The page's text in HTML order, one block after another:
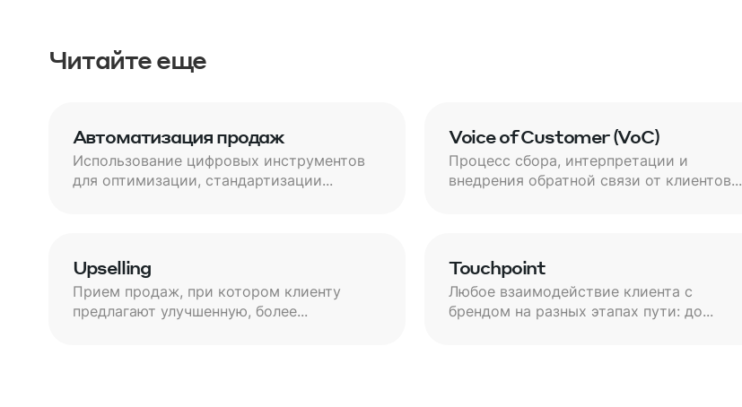
Читайте еще
Автоматизация продаж
Использование цифровых инструментов
для оптимизации, стандартизации...
Voice of Customer (VoC)
Процесс сбора, интерпретации и
внедрения обратной связи от клиентов...
Upselling
Прием продаж, при котором клиенту
предлагают улучшенную, более...
Touchpoint
Любое взаимодействие клиента с
брендом на разных этапах пути: до...